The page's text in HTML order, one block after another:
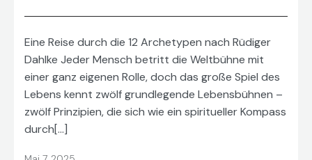
Eine Reise durch die 12 Archetypen nach Rüdiger
Dahlke Jeder Mensch betritt die Weltbühne mit
einer ganz eigenen Rolle, doch das große Spiel des
Lebens kennt zwölf grundlegende Lebensbühnen –
zwölf Prinzipien, die sich wie ein spiritueller Kompass
durch[…]